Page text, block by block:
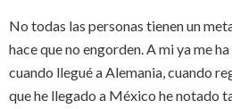
No todas las personas tienen un
hace que no engorden. A mi ya me
cuando llegué a Alemania, cuando
que he llegado a México he notado